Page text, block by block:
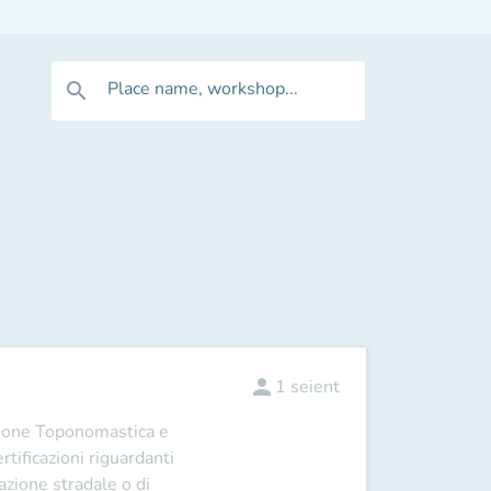
search Place name, workshop...
Toponomastica e
riguardanti
stradale o di
person 1 seient